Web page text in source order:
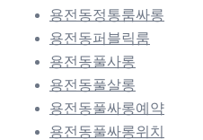
용전동정통룸싸롱
용전동퍼블릭룸
용전동풀사롱
용전동풀살롱
용전동풀싸롱예약
용전동풀싸롱위치